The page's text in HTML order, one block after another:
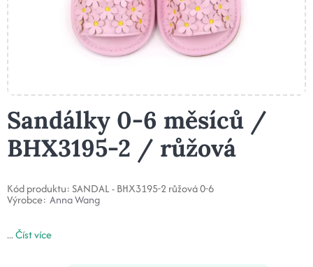
Sandálky 0-6 měsíců /
BHX3195-2 / růžová
Kód produktu: SANDAL - BHX3195-2 růžová 0-6
Výrobce: Anna Wang
...Číst více